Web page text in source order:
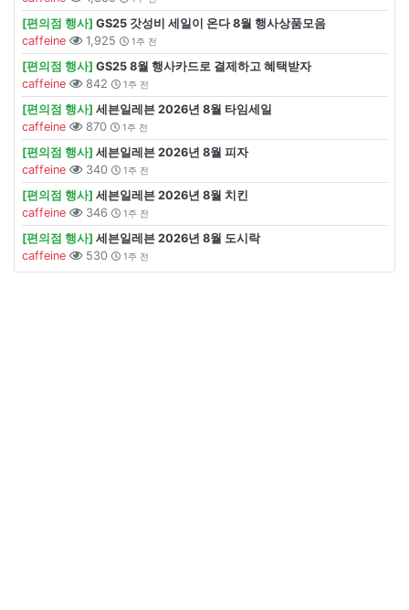
[편의점 행사] GS25 갓성비 세일이 온다 8월 행사상품모음
caffeine
1,925 1주 전
[편의점 행사] GS25 8월 행사카드로 결제하고 혜택받자
caffeine
842 1주 전
[편의점 행사] 세븐일레븐 2026년 8월 타임세일
caffeine
870 1주 전
[편의점 행사] 세븐일레븐 2026년 8월 피자
caffeine
340 1주 전
[편의점 행사] 세븐일레븐 2026년 8월 치킨
caffeine
346 1주 전
[편의점 행사] 세븐일레븐 2026년 8월 도시락
caffeine
530 1주 전